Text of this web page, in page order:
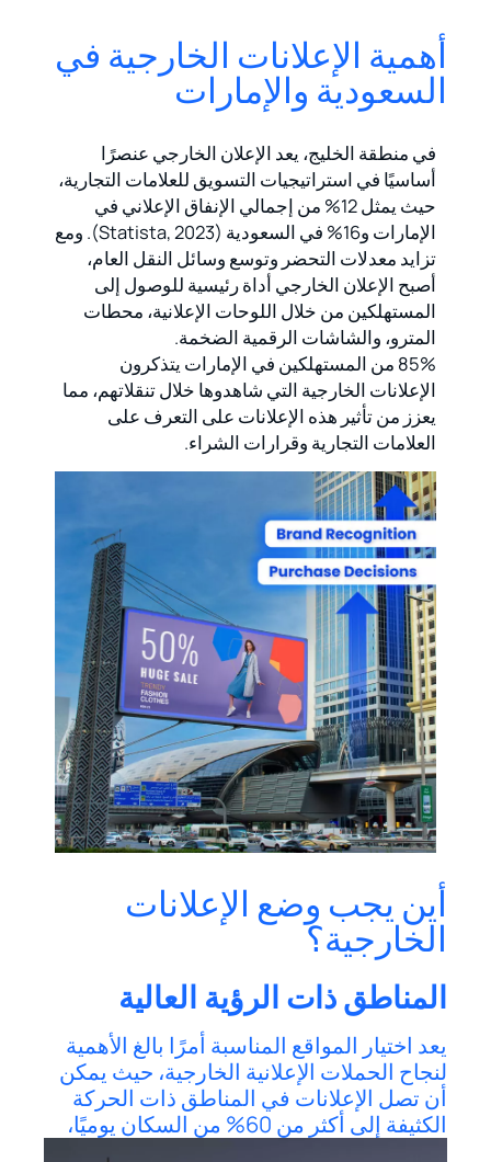
أهمية الإعلانات الخارجية في
السعودية والإمارات
في منطقة الخليج، يعد الإعلان الخارجي عنصرًا
أساسيًا في استراتيجيات التسويق للعلامات التجارية،
حيث يمثل 12% من إجمالي الإنفاق الإعلاني في
الإمارات و16% في السعودية (Statista, 2023). ومع
تزايد معدلات التحضر وتوسع وسائل النقل العام،
أصبح الإعلان الخارجي أداة رئيسية للوصول إلى
المستهلكين من خلال اللوحات الإعلانية، محطات
المترو، والشاشات الرقمية الضخمة.
85% من المستهلكين في الإمارات يتذكرون
الإعلانات الخارجية التي شاهدوها خلال تنقلاتهم، مما
يعزز من تأثير هذه الإعلانات على التعرف على
العلامات التجارية وقرارات الشراء.
أين يجب وضع الإعلانات
الخارجية؟
المناطق ذات الرؤية العالية
يعد اختيار المواقع المناسبة أمرًا بالغ الأهمية
لنجاح الحملات الإعلانية الخارجية، حيث يمكن
أن تصل الإعلانات في المناطق ذات الحركة
الكثيفة إلى أكثر من 60% من السكان يوميًا،